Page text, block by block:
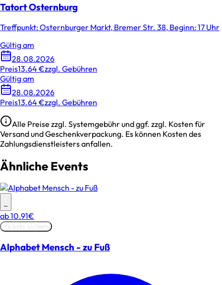
Tatort Osternburg
Treffpunkt: Osternburger Markt, Bremer Str. 38, Beginn: 17 Uhr
Gültig am
28.08.2026
Preis13.64 €zzgl. Gebühren
Gültig am
28.08.2026
Preis13.64 €zzgl. Gebühren
Alle Preise zzgl. Systemgebühr und ggf. zzgl. Kosten für
Versand und Geschenkverpackung. Es können Kosten des
Zahlungsdienstleisters anfallen.
Ähnliche Events
–
ab10.91€
Tickets sichern
Alphabet Mensch - zu Fuß